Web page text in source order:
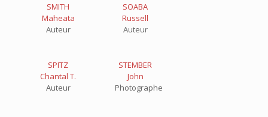
SMITH
Maheata
Auteur
SOABA
Russell
Auteur
SPITZ
Chantal T.
Auteur
STEMBER
John
Photographe